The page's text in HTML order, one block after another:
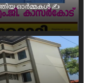
ഓർമ്മകൾ ✍️